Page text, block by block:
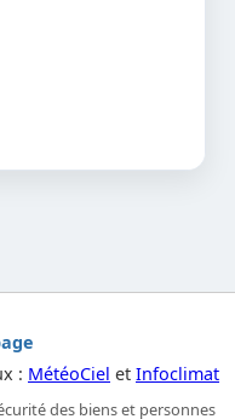
: MétéoCiel et Infoclimat
des biens et personnes